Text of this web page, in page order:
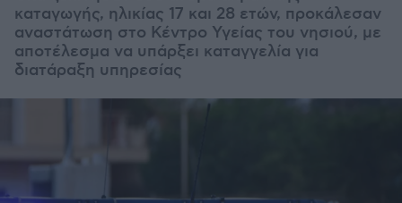
καταγωγής, ηλικίας 17 και 28 ετών, προκάλεσαν
αναστάτωση στο Κέντρο Υγείας του νησιού, με
αποτέλεσμα να υπάρξει καταγγελία για
διατάραξη υπηρεσίας